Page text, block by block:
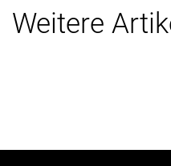
Weitere